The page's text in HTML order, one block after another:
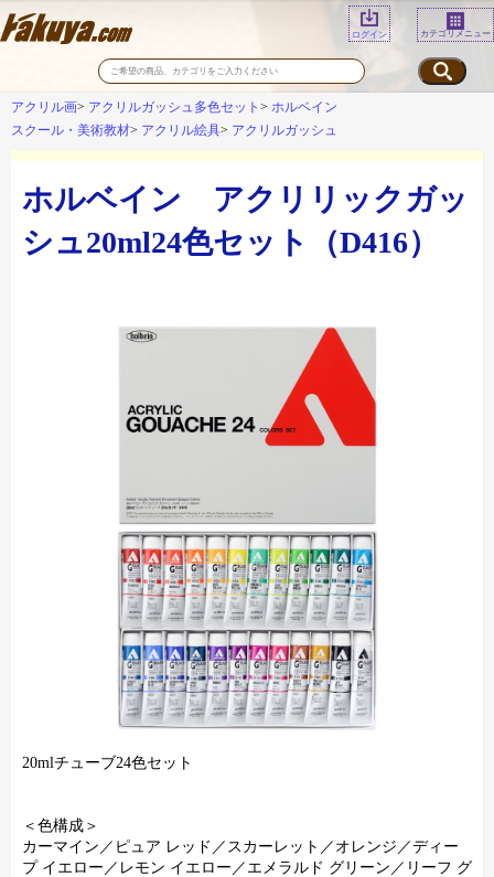
ログイン カテゴリメニュー
アクリル画 アクリルガッシュ多色セット
ホルベイン
スクール・美術教材
アクリル絵具 アクリルガッシュ
ホルベイン アクリリックガッ
シュ20ml24色セット（D416）
20mlチューブ24色セット
＜色構成＞
カーマイン／ピュア レッド／スカーレット／オレンジ／ディー
プ イエロー／レモン イエロー／エメラルド グリーン／リーフ グ